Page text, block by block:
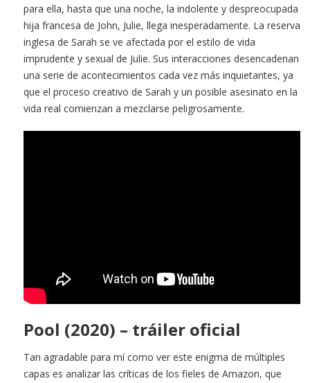
para ella, hasta que una noche, la indolente y despreocupada
hija francesa de John, Julie, llega inesperadamente. La reserva
inglesa de Sarah se ve afectada por el estilo de vida
imprudente y sexual de Julie. Sus interacciones desencadenan
una serie de acontecimientos cada vez más inquietantes, ya
que el proceso creativo de Sarah y un posible asesinato en la
vida real comienzan a mezclarse peligrosamente.
Pool (2020) – tráiler oficial
Tan agradable para mí como ver este enigma de múltiples
capas es analizar las críticas de los fieles de Amazon, que